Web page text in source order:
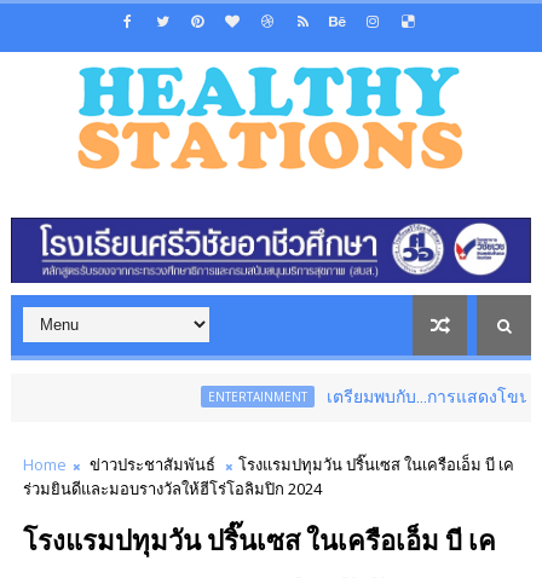
ENTERTAINMENT เตรียมพบกับ...การแสดงโขนสุดยิ่งใหญ่
Home ข่าวประชาสัมพันธ์
โรงแรมปทุมวัน ปริ๊นเซส ในเครือเอ็ม บี เค
ร่วมยินดีและมอบรางวัลให้ฮีโร่โอลิมปิก 2024
โรงแรมปทุมวัน ปริ๊นเซส ในเครือเอ็ม บี เค